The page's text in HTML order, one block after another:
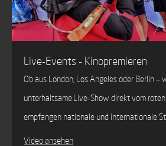
Live-Events - Kinopremieren
Ob aus London, Los Angeles oder Berlin –
unterhaltsame Live-Show direkt vom roten
empfangen nationale und internationale
Video ansehen